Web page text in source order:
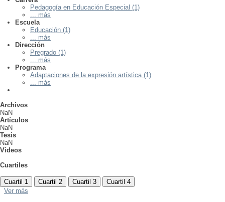
Pedagogía en Educación Especial (1)
... más
Escuela
Educación (1)
... más
Dirección
Pregrado (1)
... más
Programa
Adaptaciones de la expresión artística (1)
... más
Archivos
NaN
Artículos
NaN
Tesis
NaN
Videos
Cuartiles
Cuartil 1 Cuartil 2 Cuartil 3
Cuartil 4
Ver más